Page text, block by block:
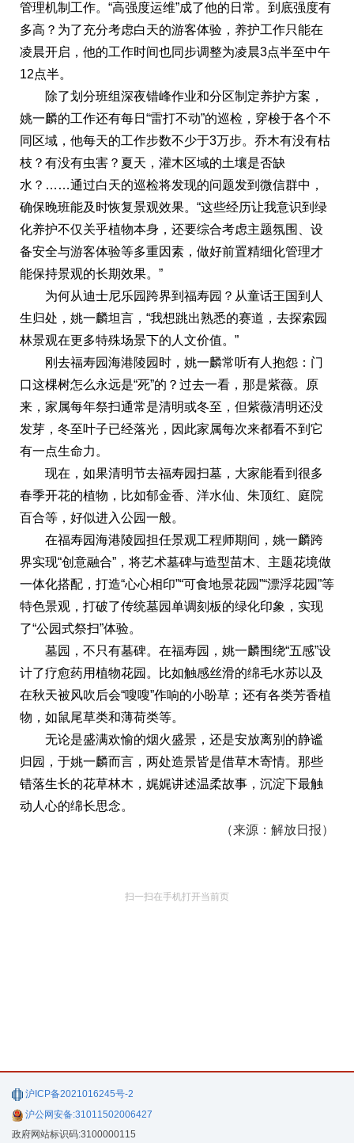
管理机制工作。“高强度运维”成了他的日常。到底强度有
多高？为了充分考虑白天的游客体验，养护工作只能在
凌晨开启，他的工作时间也同步调整为凌晨3点半至中午
12点半。
除了划分班组深夜错峰作业和分区制定养护方案，
姚一麟的工作还有每日“雷打不动”的巡检，穿梭于各个不
同区域，他每天的工作步数不少于3万步。乔木有没有枯
枝？有没有虫害？夏天，灌木区域的土壤是否缺
水？……通过白天的巡检将发现的问题发到微信群中，
确保晚班能及时恢复景观效果。“这些经历让我意识到绿
化养护不仅关乎植物本身，还要综合考虑主题氛围、设
备安全与游客体验等多重因素，做好前置精细化管理才
能保持景观的长期效果。”
为何从迪士尼乐园跨界到福寿园？从童话王国到人
生归处，姚一麟坦言，“我想跳出熟悉的赛道，去探索园
林景观在更多特殊场景下的人文价值。”
刚去福寿园海港陵园时，姚一麟常听有人抱怨：门
口这棵树怎么永远是“死”的？过去一看，那是紫薇。原
来，家属每年祭扫通常是清明或冬至，但紫薇清明还没
发芽，冬至叶子已经落光，因此家属每次来都看不到它
有一点生命力。
现在，如果清明节去福寿园扫墓，大家能看到很多
春季开花的植物，比如郁金香、洋水仙、朱顶红、庭院
百合等，好似进入公园一般。
在福寿园海港陵园担任景观工程师期间，姚一麟跨
界实现“创意融合”，将艺术墓碑与造型苗木、主题花境做
一体化搭配，打造“心心相印”“可食地景花园”“漂浮花园”等
特色景观，打破了传统墓园单调刻板的绿化印象，实现
了“公园式祭扫”体验。
墓园，不只有墓碑。在福寿园，姚一麟围绕“五感”设
计了疗愈药用植物花园。比如触感丝滑的绵毛水苏以及
在秋天被风吹后会“嗖嗖”作响的小盼草；还有各类芳香植
物，如鼠尾草类和薄荷类等。
无论是盛满欢愉的烟火盛景，还是安放离别的静谧
归园，于姚一麟而言，两处造景皆是借草木寄情。那些
错落生长的花草林木，娓娓讲述温柔故事，沉淀下最触
动人心的绵长思念。
（来源：解放日报）
扫一扫在手机打开当前页
沪ICP备2021016245号-2
沪公网安备:31011502006427
政府网站标识码:3100000115